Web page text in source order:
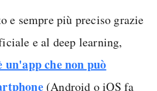
e sempre più preciso grazie
e al deep learning,
un'app che non può
(Android o iOS fa